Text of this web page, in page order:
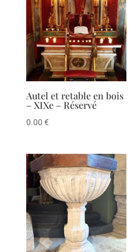
Autel et retable en bois
– XIXe – Réservé
0.00 €